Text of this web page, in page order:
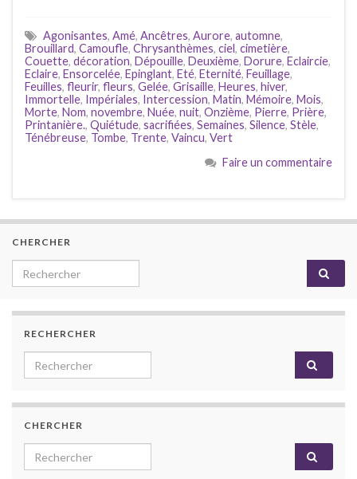
Agonisantes, Amé, Ancêtres, Aurore, automne,
Brouillard, Camoufle, Chrysanthèmes, ciel, cimetière,
Couette, décoration, Dépouille, Deuxième, Dorure, Eclaircie,
Eclaire, Ensorcelée, Epinglant, Eté, Eternité, Feuillage,
Feuilles, fleurir, fleurs, Gelée, Grisaille, Heures, hiver,
Immortelle, Impériales, Intercession, Matin, Mémoire, Mois,
Morte, Nom, novembre, Nuée, nuit, Onzième, Pierre, Prière,
Printanière., Quiétude, sacrifiées, Semaines, Silence, Stèle,
Ténébreuse, Tombe, Trente, Vaincu, Vert
Faire un commentaire
CHERCHER
Search for:
RECHERCHER
Search for:
CHERCHER
Search for: